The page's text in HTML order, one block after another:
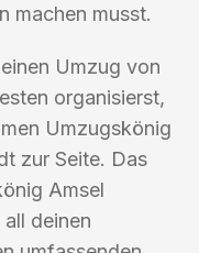
machen musst.
Umzug von
organisierst,
Umzugskönig
zur Seite. Das
Amsel
deinen